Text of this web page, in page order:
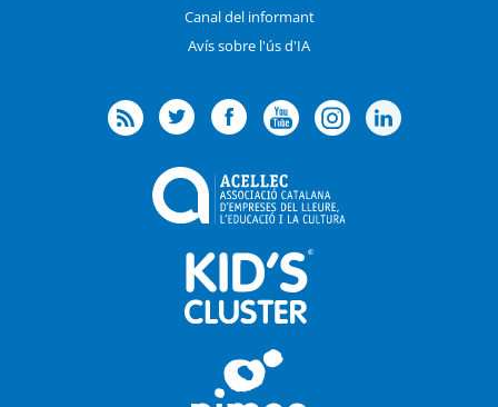
Canal del informant
Avís sobre l'ús d'IA